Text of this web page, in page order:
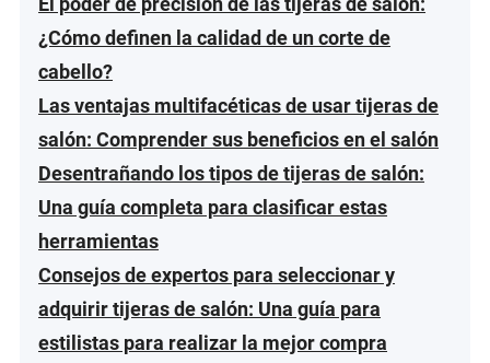
¿Cómo definen la calidad de un corte de
cabello?
Las ventajas multifacéticas de usar tijeras de
salón: Comprender sus beneficios en el salón
Desentrañando los tipos de tijeras de salón:
Una guía completa para clasificar estas
herramientas
Consejos de expertos para seleccionar y
adquirir tijeras de salón: Una guía para
estilistas para realizar la mejor compra